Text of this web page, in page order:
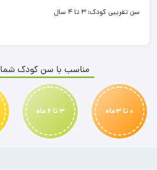
سن تقریبی کودک: 3 تا 4 سال
مناسب با سن کودک شما
0 تا 3 ماه 3 تا 6 ماه